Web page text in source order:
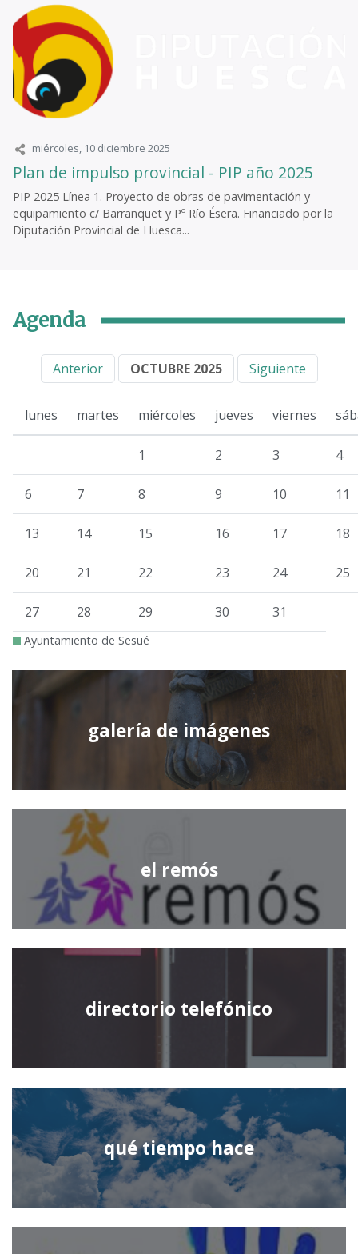
miércoles, 10 diciembre 2025
Plan de impulso provincial - PIP año 2025
PIP 2025 Línea 1. Proyecto de obras de pavimentación y
equipamiento c/ Barranquet y Pº Río Ésera. Financiado por la
Diputación Provincial de Huesca...
Agenda
Anterior OCTUBRE 2025 Siguiente
lunes martes miércoles jueves viernes
1 2 3 4
6 7 8 9 10 11
13 14 15 16 17 18
20 21 22 23 24 25
27 28 29 30 31
Ayuntamiento de Sesué
galería de imágenes
el remós
directorio telefónico
qué tiempo hace